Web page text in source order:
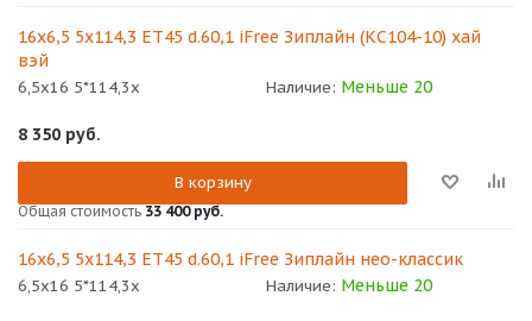
16x6,5 5x114,3 ET45 d.60,1 iFree Зиплайн (КС104-10) хай
вэй
6,5x16 5*114,3x Наличие: Меньше 20
8 350 руб.
В корзину
Общая стоимость 33 400 руб.
16x6,5 5x114,3 ET45 d.60,1 iFree Зиплайн нео-классик
6,5x16 5*114,3x Наличие: Меньше 20